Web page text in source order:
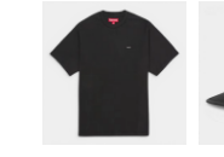
並び順
価格から探す